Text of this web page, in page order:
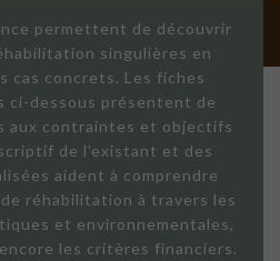
permettent de découvrir
singulières en
cas concrets. Les fiches
ci-dessous présentent de
aux contraintes et objectifs
de l'existant et des
aident à comprendre
réhabilitation à travers les
et environnementales,
les critères financiers.